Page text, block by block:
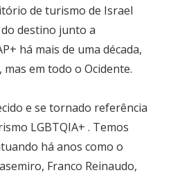
de turismo de Israel
destino junto a
há mais de uma década,
em todo o Ocidente.
e se tornado referência
LGBTQIA+ . Temos
há anos como o
Franco Reinaudo,